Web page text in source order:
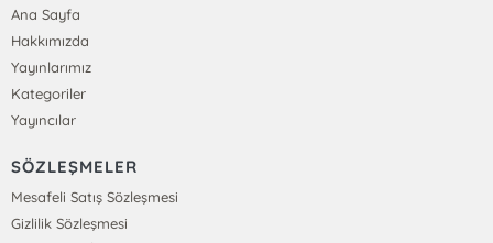
Ana Sayfa
Hakkımızda
Yayınlarımız
Kategoriler
Yayıncılar
SÖZLEŞMELER
Mesafeli Satış Sözleşmesi
Gizlilik Sözleşmesi